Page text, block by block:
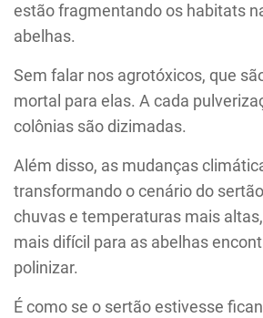
estão fragmentando os habitats
abelhas.
Sem falar nos agrotóxicos, que
mortal para elas. A cada
colônias são dizimadas.
Além disso, as mudanças
transformando o cenário do
chuvas e temperaturas mais
mais difícil para as abelhas
polinizar.
É como se o sertão estivesse